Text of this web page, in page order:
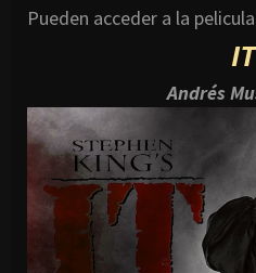
Pueden acceder a la
IT
Andrés